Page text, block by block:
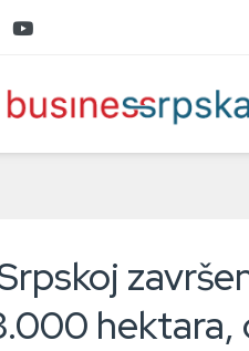
hektara,